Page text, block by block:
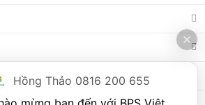
của máy bao gồm: Làm lạnh, quạt gió,
cạnh đó, dòng sản phẩm này còn được
tính năng và tiện ích đi kèm như: Hẹn
kết nối wifi,...
của điều hòa di động
mát, dễ dàng tháo lắp và di chuyển
Hồng Thảo 0816 200 655